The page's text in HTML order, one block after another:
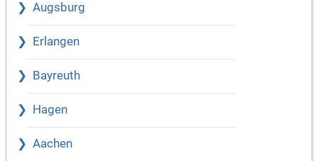
Augsburg
Erlangen
Bayreuth
Hagen
Aachen